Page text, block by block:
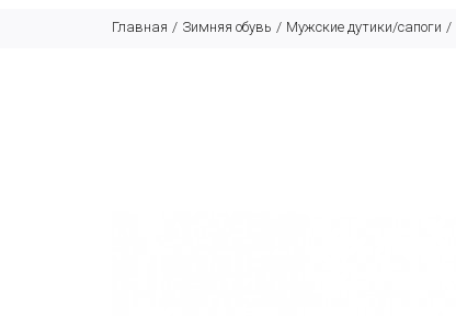
Главная Зимняя обувь Мужские дутики/сапоги